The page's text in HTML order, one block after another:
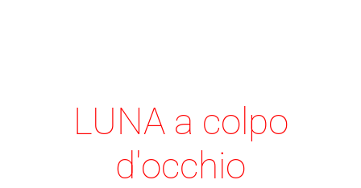
LUNA a colpo
d'occhio